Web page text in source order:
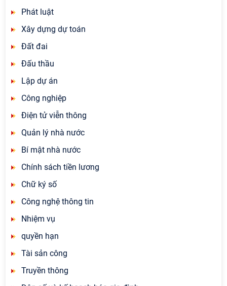
Phát luật
Xây dựng dự toán
Đất đai
Đấu thầu
Lập dự án
Công nghiệp
Điện tử viễn thông
Quản lý nhà nước
Bí mật nhà nước
Chính sách tiền lương
Chữ ký số
Công nghệ thông tin
Nhiệm vụ
quyền hạn
Tài sản công
Truyền thông